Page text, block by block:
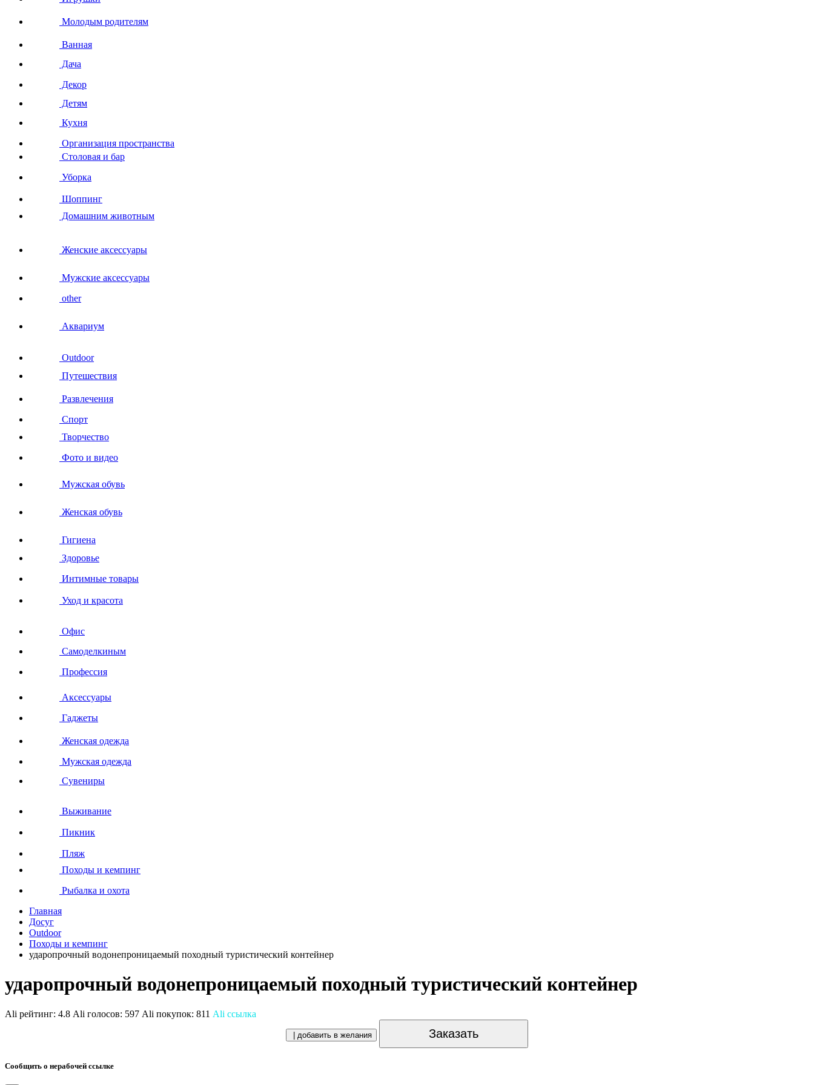
Молодым родителям
Ванная
Дача
Декор
Детям
Кухня
Организация пространства
Столовая и бар
Уборка
Шоппинг
Домашним животным
Женские аксессуары
Мужские аксессуары
other
Аквариум
Outdoor
Путешествия
Развлечения
Спорт
Творчество
Фото и видео
Мужская обувь
Женская обувь
Гигиена
Здоровье
Интимные товары
Уход и красота
Офис
Самоделкиным
Профессия
Аксессуары
Гаджеты
Женская одежда
Мужская одежда
Сувениры
Выживание
Пикник
Пляж
Походы и кемпинг
Рыбалка и охота
Главная
Досуг
Outdoor
Походы и кемпинг
ударопрочный водонепроницаемый походный туристический контейнер
ударопрочный водонепроницаемый походный туристический контейнер
Ali рейтинг: 4.8 Ali голосов: 597 Ali покупок: 811 Ali ссылка
| добавить в желания Заказать
Сообщить о нерабочей ссылке